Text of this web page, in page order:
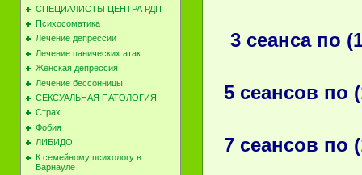
СПЕЦИАЛИСТЫ ЦЕНТРА РДП
Психосоматика
Лечение депрессии
Лечение панических атак
Женская депрессия
Лечение бессонницы
СЕКСУАЛЬНАЯ ПАТОЛОГИЯ
Страх
Фобия
ЛИБИДО
К семейному психологу в
Барнауле
3 сеанса по
5 сеансов по
7 сеансов по